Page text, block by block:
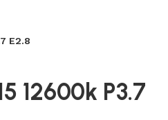
E2.8
12600k P3.7